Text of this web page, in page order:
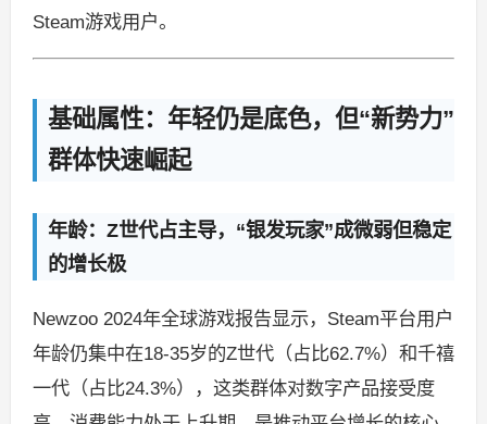
Steam游戏用户。
基础属性：年轻仍是底色，但“新势力”
群体快速崛起
年龄：Z世代占主导，“银发玩家”成微弱但稳定
的增长极
Newzoo 2024年全球游戏报告显示，Steam平台用户
年龄仍集中在18-35岁的Z世代（占比62.7%）和千禧
一代（占比24.3%），这类群体对数字产品接受度